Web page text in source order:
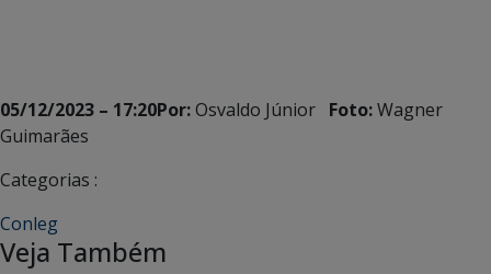
05/12/2023 – 17:20Por:Osvaldo Júnior Foto:Wagner
Guimarães
Categorias :
Conleg
Veja Também